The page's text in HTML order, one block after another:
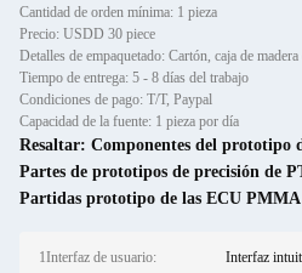
Cantidad de orden mínima: 1 pieza
Precio: USDD 30 piece
Detalles de empaquetado: Cartón, caja de madera
Tiempo de entrega: 5 - 8 días del trabajo
Condiciones de pago: T/T, Paypal
Capacidad de la fuente: 1 pieza por día
Resaltar: Componentes del prototipo
Partes de prototipos de precisión de
Partidas prototipo de las ECU PMMA
1Interfaz de usuario: Interfaz